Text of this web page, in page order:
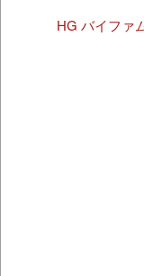
HG バイファ